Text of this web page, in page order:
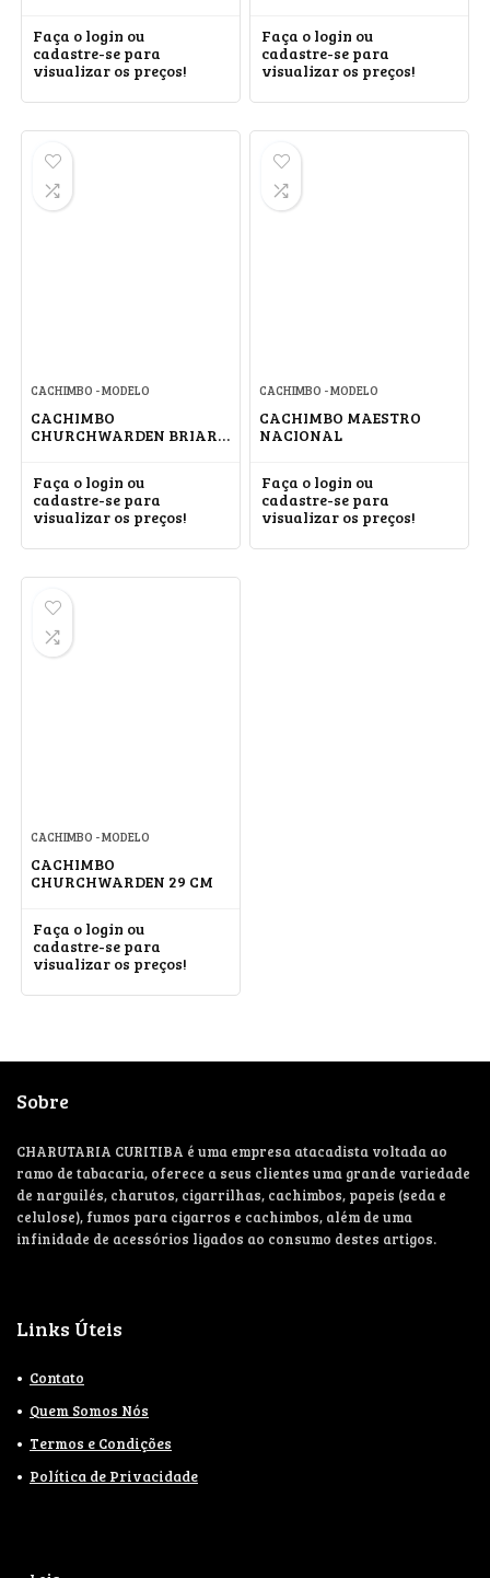
Faça o login ou
cadastre-se para
visualizar os preços!
Faça o login ou
cadastre-se para
visualizar os preços!
CACHIMBO - MODELO
CACHIMBO
CHURCHWARDEN BRIAR
Faça o login ou
cadastre-se para
visualizar os preços!
CACHIMBO - MODELO
CACHIMBO MAESTRO
NACIONAL
Faça o login ou
cadastre-se para
visualizar os preços!
CACHIMBO - MODELO
CACHIMBO
CHURCHWARDEN 29 CM
Faça o login ou
cadastre-se para
visualizar os preços!
Sobre
CHARUTARIA CURITIBA é uma empresa atacadista voltada ao
ramo de tabacaria, oferece a seus clientes uma grande variedade
de narguilés, charutos, cigarrilhas, cachimbos, papeis (seda e
celulose), fumos para cigarros e cachimbos, além de uma
infinidade de acessórios ligados ao consumo destes artigos.
Links Úteis
Contato
Quem Somos Nós
Termos e Condições
Política de Privacidade